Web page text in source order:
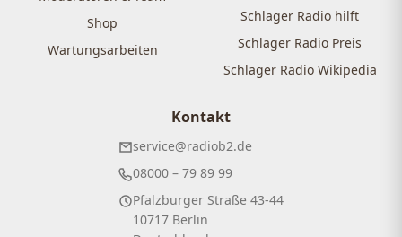
Shop
Wartungsarbeiten
Schlager Radio hilft
Schlager Radio Preis
Schlager Radio Wikipedia
Kontakt
service@radiob2.de
08000 – 79 89 99
Pfalzburger Straße 43-44
10717 Berlin